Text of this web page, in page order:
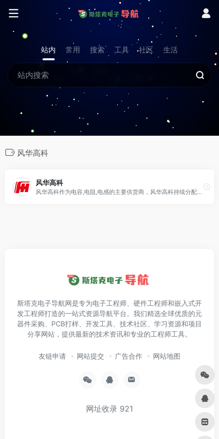
站内 常用 搜索 工具 社区 生活
风华高科
风华高科
风华高科作为电容,电阻,电感的主要供货商，风华高科持续分配研发资源在产品开发、制造精良以及质量保证上，并致力于提供完整电容,电阻,电感产品于各种不同的应用。电容种类有:多层片式陶瓷电容、三端EMI滤波电容、超级电容，引线陶瓷电容、圆片瓷介电容、铝电解电容及其他产品。电阻种类有厚膜网络电阻、定制电阻、薄膜电阻、热敏电阻、压敏电阻、合金电阻、色环电阻、厚膜电阻及其他产品。电感种类有贴片电感、贴片磁珠、贴片功率电感及其他产品
斯塔克电子导航网是专为电子工程师、硬件工程师和嵌入式开
发工程师打造的一站式资源导航平台。我们精选全球优质的元
器件采购、PCB打样、开发工具、技术社区、学习资源和项目
分享网站，提供最新的技术资讯和专业的工程师工具。
友链申请 网站提交 广告合作 网站地图
网址收录 921